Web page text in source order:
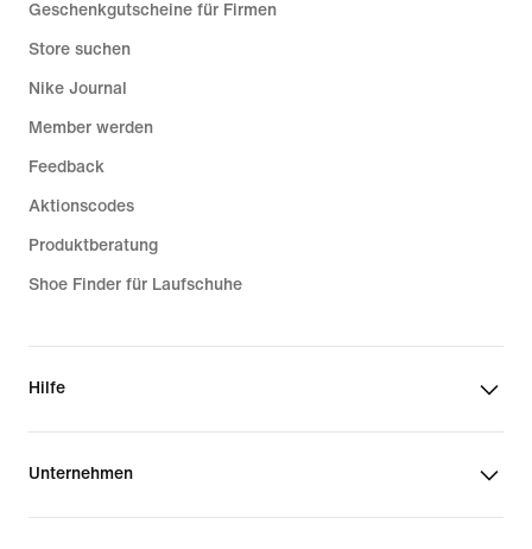
Geschenkgutscheine für Firmen
Store suchen
Nike Journal
Member werden
Feedback
Aktionscodes
Produktberatung
Shoe Finder für Laufschuhe
Hilfe
Unternehmen